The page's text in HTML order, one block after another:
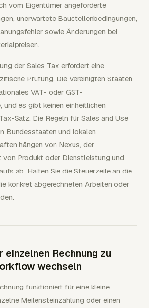
vom Eigentümer angeforderte
unerwartete Baustellenbedingungen,
sowie Änderungen bei
der Sales Tax erfordert eine
Prüfung. Die Vereinigten Staaten
VAT- oder GST-
und es gibt keinen einheitlichen
Satz. Die Regeln für Sales and Use
Bundesstaaten und lokalen
hängen von Nexus, der
von Produkt oder Dienstleistung und
ab. Halten Sie die Steuerzeile an die
konkret abgerechneten Arbeiten oder
einzelnen Rechnung zu
wechseln
funktioniert für eine kleine
Meilensteinzahlung oder einen